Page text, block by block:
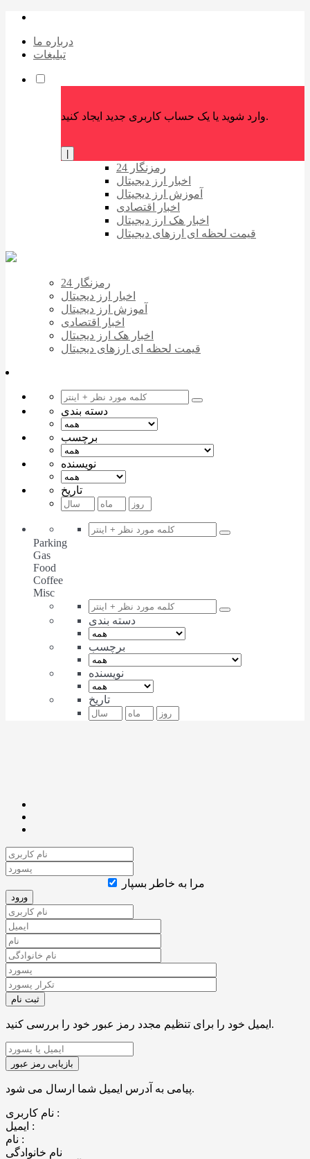
درباره ما
تبلیغات
وارد شوید یا یک حساب کاربری جدید ایجاد کنید.
رمزنگار 24
اخبار ارز دیجیتال
آموزش ارز دیجیتال
اخبار اقتصادی
اخبار هک ارز دیجیتال
قیمت لحظه ای ارزهای دیجیتال
رمزنگار 24
اخبار ارز دیجیتال
آموزش ارز دیجیتال
اخبار اقتصادی
اخبار هک ارز دیجیتال
قیمت لحظه ای ارزهای دیجیتال
دسته بندی
برچسب
نویسنده
تاریخ
Parking
Gas
Food
Coffee
Misc
دسته بندی
برچسب
نویسنده
تاریخ
مرا به خاطر بسپار
ایمیل خود را برای تنظیم مجدد رمز عبور خود را بررسی کنید.
پیامی به آدرس ایمیل شما ارسال می شود.
نام کاربری :
ایمیل :
نام :
نام خانوادگی